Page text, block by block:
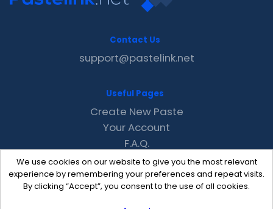
We use cookies on our website to give you the most relevant
experience by remembering your preferences and repeat visits.
By clicking “Accept”, you consent to the use of all cookies.
Contact Us
support@pastelink.net
Useful Pages
Create New Paste
Your Account
F.A.Q.
Recent
Contact